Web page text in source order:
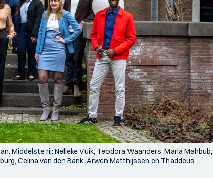
Middelste rij: Nelleke Vuik, Teodora Waanders, Maria Mahbub,
Celina van den Bank, Arwen Matthijssen en Thaddeus